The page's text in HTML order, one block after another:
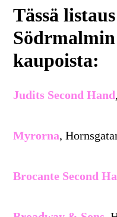
Tässä
kaupoista:
Judits Second Hand
Myrorna,
Brocante Second